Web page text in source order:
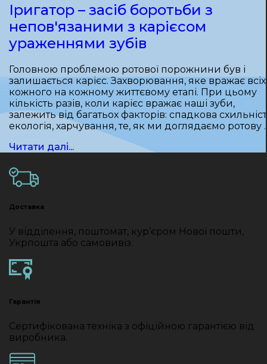
Іригатор – засіб боротьби з
непов'язаними з карієсом
ураженнями зубів
Головною проблемою ротової порожнини був і
залишається карієс. Захворювання, яке вражає всіх
кожного на кожному життєвому етапі. При цьому
кількість разів, коли карієс вражає наші зуби,
залежить від багатьох факторів: спадкова
екологія, харчування, те, як ми доглядаємо ротову
Читати далі...
Доставка
У відділення, поштомат, кур’єром Нової пошти,
Укрпошта або самовивіз.
Гарантія
Сертифікована техніка з офіційною гарантією від
виробника.